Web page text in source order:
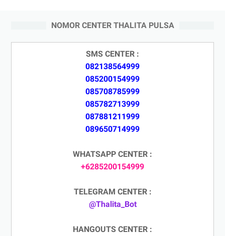
NOMOR CENTER THALITA PULSA
SMS CENTER :
082138564999
085200154999
085708785999
085782713999
087881211999
089650714999
WHATSAPP CENTER :
+6285200154999
TELEGRAM CENTER :
@Thalita_Bot
HANGOUTS CENTER :